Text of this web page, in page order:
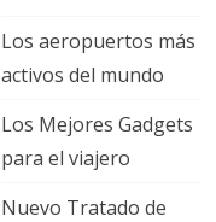
Los aeropuertos más
activos del mundo
Los Mejores Gadgets
para el viajero
Nuevo Tratado de